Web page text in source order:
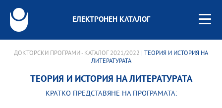
ЕЛЕКТРОНЕН КАТАЛОГ
ДОКТОРСКИ ПРОГРАМИ - КАТАЛОГ 2021/2022 | ТЕОРИЯ И ИСТОРИЯ НА
ЛИТЕРАТУРАТА
ТЕОРИЯ И ИСТОРИЯ НА ЛИТЕРАТУРАТА
КРАТКО ПРЕДСТАВЯНЕ НА ПРОГРАМАТА: